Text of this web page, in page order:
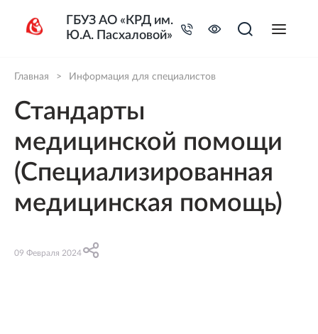
Главная > Информация для специалистов
Стандарты
медицинской помощи
(Специализированная
медицинская помощь)
09 Февраля 2024
ГБУЗ АО «КРД им.
Ю.А. Пасхаловой»